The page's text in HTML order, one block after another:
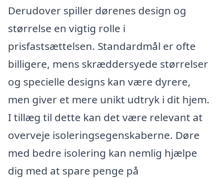
Derudover spiller dørenes design og
størrelse en vigtig rolle i
prisfastsættelsen. Standardmål er ofte
billigere, mens skræddersyede størrelser
og specielle designs kan være dyrere,
men giver et mere unikt udtryk i dit hjem.
I tillæg til dette kan det være relevant at
overveje isoleringsegenskaberne. Døre
med bedre isolering kan nemlig hjælpe
dig med at spare penge på